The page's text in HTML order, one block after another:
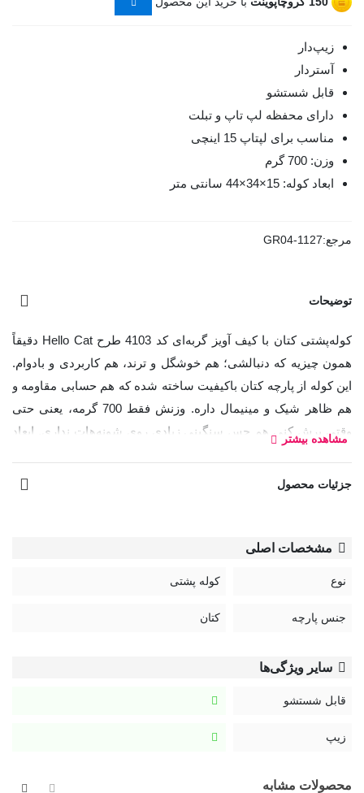
زیپ‌دار
آستردار
قابل شستشو
دارای محفظه لپ تاپ و تبلت
مناسب برای لپتاپ 15 اینچی
وزن: 700 گرم
ابعاد کوله: 15×34×44 سانتی متر
مرجع:GR04-1127
توضیحات
کوله‌پشتی کتان با کیف آویز گربه‌ای کد 4103 طرح Hello Cat دقیقاً
همون چیزیه که دنبالشی؛ هم خوشگل و ترند، هم کاربردی و بادوام.
این کوله از پارچه کتان باکیفیت ساخته شده که هم حسابی مقاومه و
هم ظاهر شیک و مینیمال داره. وزنش فقط 700 گرمه، یعنی حتی
وقتی پرش کنی هم حس سنگینی زیادی روی شونه‌هات نداری. ابعاد
هم فضای کافی برای همه وسایلت داشته باشه.
جنس کتان مرغوب و مقاوم
دارای محفظه لپ‌تاپ و تبلت (مناسب لپ‌تاپ 15 اینچی)
چند جیب داخلی و خارجی برای نظم‌دهی وسایل
کاملاً قابل شست‌وشو با آب سرد و شوینده ملایم
کیفیت بالای ساخت و دوخت
بالایی دارن. همین باعث میشه برای استفاده روزمره، دانشگاه،
مشاهده بیشتر
جزئیات محصول
مشخصات اصلی
نوع کوله پشتی
جنس پارچه کتان
سایر ویژگی‌ها
قابل شستشو
زیپ
محصولات مشابه